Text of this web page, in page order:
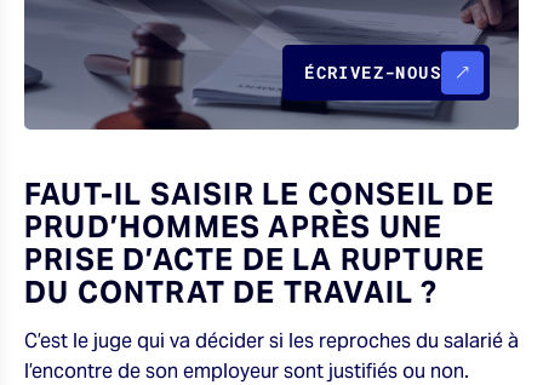
ÉCRIVEZ-NOUS
FAUT-IL SAISIR LE CONSEIL DE
PRUD’HOMMES APRÈS UNE
PRISE D’ACTE DE LA RUPTURE
DU CONTRAT DE TRAVAIL ?
C’est le juge qui va décider si les reproches du salarié à
l’encontre de son employeur sont justifiés ou non.